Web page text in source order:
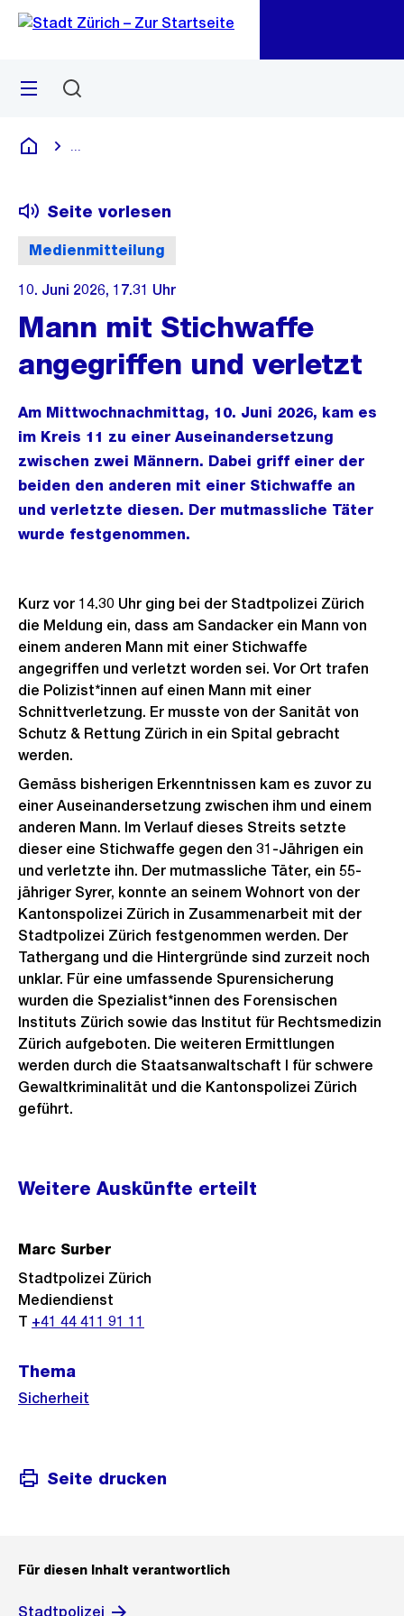
Navigation
Sprunglink
Menü
Deutsch
Medienmitteilung
Seite vorlesen
10. Juni 2026, 17.31 Uhr
Mann mit Stichwaffe
angegriffen und verletzt
Am Mittwochnachmittag, 10. Juni 2026, kam es
im Kreis 11 zu einer Auseinandersetzung
zwischen zwei Männern. Dabei griff einer der
beiden den anderen mit einer Stichwaffe an
und verletzte diesen. Der mutmassliche Täter
wurde festgenommen.
Kurz vor 14.30 Uhr ging bei der Stadtpolizei Zürich
die Meldung ein, dass am Sandacker ein Mann von
einem anderen Mann mit einer Stichwaffe
angegriffen und verletzt worden sei. Vor Ort trafen
die Polizist*innen auf einen Mann mit einer
Schnittverletzung. Er musste von der Sanität von
Schutz & Rettung Zürich in ein Spital gebracht
werden.
Gemäss bisherigen Erkenntnissen kam es zuvor zu
einer Auseinandersetzung zwischen ihm und einem
anderen Mann. Im Verlauf dieses Streits setzte
dieser eine Stichwaffe gegen den 31-Jährigen ein
und verletzte ihn. Der mutmassliche Täter, ein 55-
jähriger Syrer, konnte an seinem Wohnort von der
Kantonspolizei Zürich in Zusammenarbeit mit der
Stadtpolizei Zürich festgenommen werden. Der
Tathergang und die Hintergründe sind zurzeit noch
unklar. Für eine umfassende Spurensicherung
wurden die Spezialist*innen des Forensischen
Instituts Zürich sowie das Institut für Rechtsmedizin
Zürich aufgeboten. Die weiteren Ermittlungen
werden durch die Staatsanwaltschaft I für schwere
Gewaltkriminalität und die Kantonspolizei Zürich
geführt.
Weitere
Informationen
Weitere Auskünfte erteilt
Marc Surber
Stadtpolizei Zürich
Mediendienst
T +41 44 411 91 11
Thema
Sicherheit
Seite drucken
Für diesen Inhalt verantwortlich
Stadtpolizei